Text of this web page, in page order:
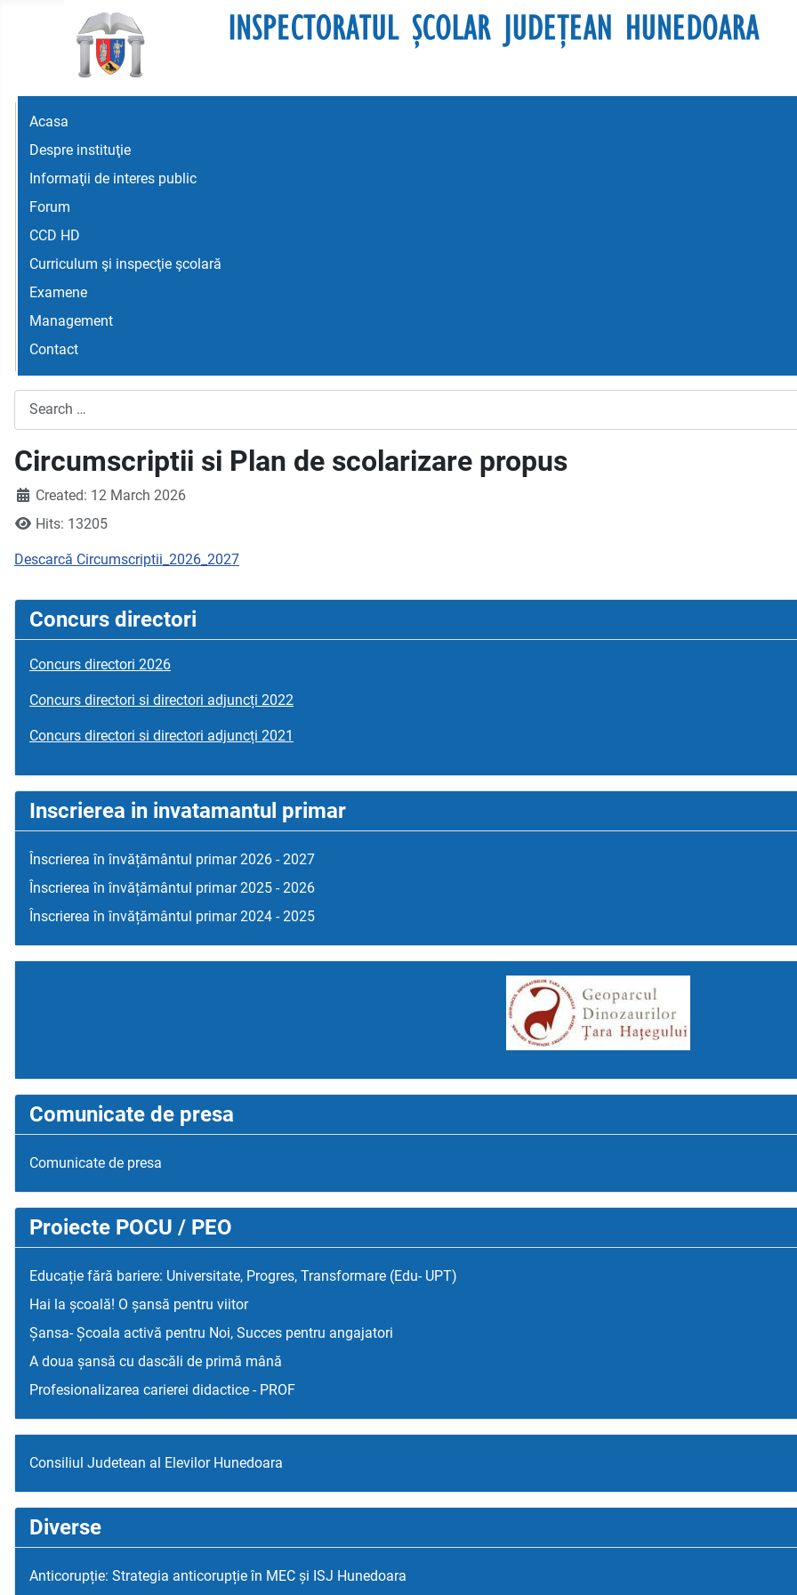
Acasa
Despre instituţie
Informaţii de interes public
Forum
CCD HD
Curriculum şi inspecţie şcolară
Examene
Management
Contact
Circumscriptii si Plan de scolarizare propus
Created: 12 March 2026
Hits: 13205
Descarcă Circumscriptii_2026_2027
Concurs directori
Concurs directori 2026
Concurs directori si directori adjuncți 2022
Concurs directori si directori adjuncți 2021
Inscrierea in invatamantul primar
Înscrierea în învățământul primar 2026 - 2027
Înscrierea în învățământul primar 2025 - 2026
Înscrierea în învățământul primar 2024 - 2025
Comunicate de presa
Comunicate de presa
Proiecte POCU / PEO
Educație fără bariere: Universitate, Progres, Transformare (Edu- UPT)
Hai la școală! O șansă pentru viitor
Șansa- Școala activă pentru Noi, Succes pentru angajatori
A doua șansă cu dascăli de primă mână
Profesionalizarea carierei didactice - PROF
Consiliul Judetean al Elevilor Hunedoara
Diverse
Anticorupție: Strategia anticorupție în MEC și ISJ Hunedoara